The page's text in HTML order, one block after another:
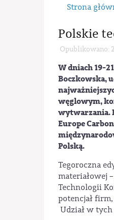
Strona
Polskie
Opublikowano:
W dniach 19-
Boczkowska,
węglowym,
wytwarzania.
Europe
Polską.
Tegoroczna
materiałowej
Technologii
potencjał
Udział w